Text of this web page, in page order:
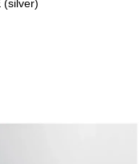
(silver)